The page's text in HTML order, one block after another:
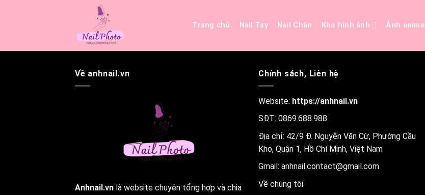
Trang chủ Nail Tay Nail Chân Kho hình ảnh Ảnh anime
Về anhnail.vn
Anhnail.vn là website chuyên tổng hợp và chia
Chính sách, Liên hệ
Website: https://anhnail.vn
SĐT: 0869.688.988
Địa chỉ: 42/9 Đ. Nguyễn Văn Cừ, Phường Cầu
Kho, Quận 1, Hồ Chí Minh, Việt Nam
Gmail: anhnail.contact@gmail.com
Về chúng tôi